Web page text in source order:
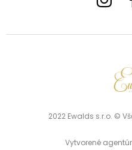
2022 Ewalds s.r.o. ©
Vytvorené